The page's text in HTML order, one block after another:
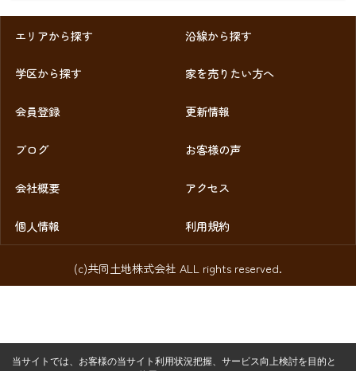
エリアから探す 沿線から探す
学区から探す 家を売りたい方へ
会員登録 更新情報
ブログ お客様の声
会社概要 アクセス
個人情報 利用規約
(c)共同土地株式会社 ALL rights reserved.
当サイトでは、お客様の当サイト利用状況把握、サービス向上検討を目的と